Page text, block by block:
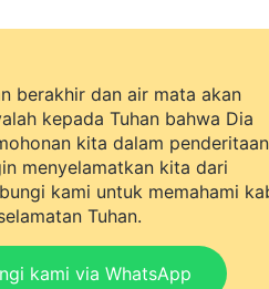
berakhir dan air mata akan
kepada Tuhan bahwa Dia
kita dalam penderitaan
menyelamatkan kita dari
kami untuk memahami
Tuhan.
kami via WhatsApp